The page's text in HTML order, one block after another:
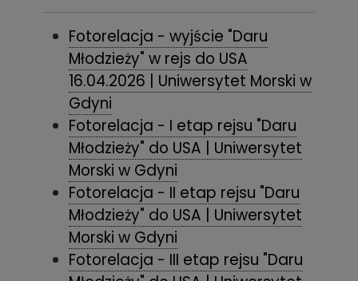
Fotorelacja - wyjście "Daru
Młodzieży" w rejs do USA
16.04.2026 | Uniwersytet Morski w
Gdyni
Fotorelacja - I etap rejsu "Daru
Młodzieży" do USA | Uniwersytet
Morski w Gdyni
Fotorelacja - II etap rejsu "Daru
Młodzieży" do USA | Uniwersytet
Morski w Gdyni
Fotorelacja - III etap rejsu "Daru